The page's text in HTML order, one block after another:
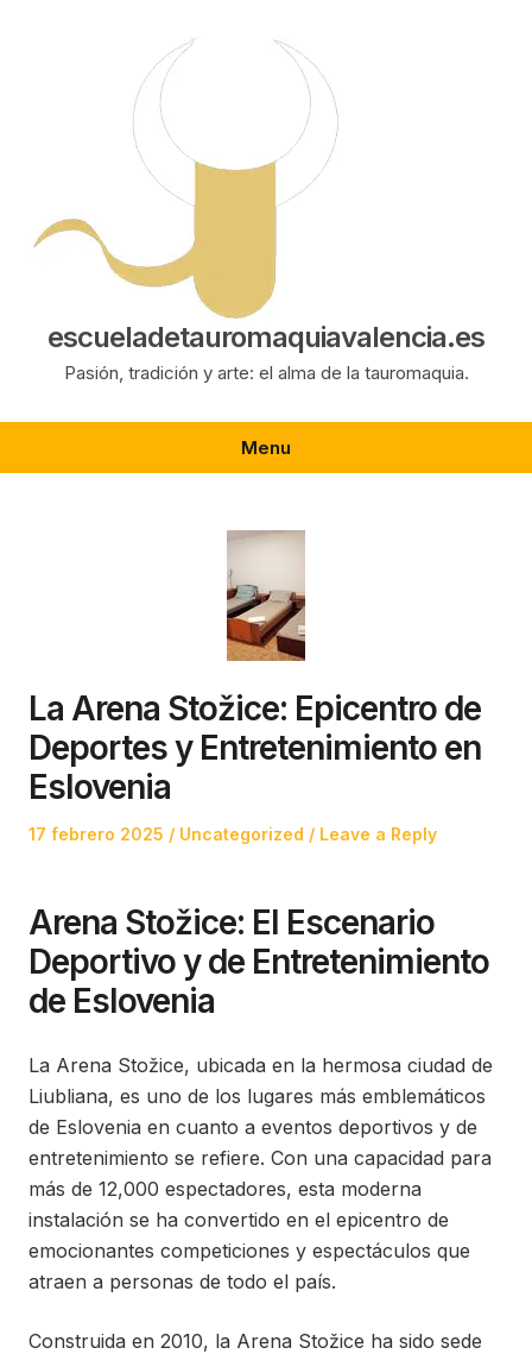
escueladetauromaquiavalencia.es
Pasión, tradición y arte: el alma de la tauromaquia.
Menu
La Arena Stožice: Epicentro de
Deportes y Entretenimiento en
Eslovenia
Posted
17 febrero 2025
Posted
Uncategorized Leave a Reply
Arena Stožice: El Escenario
Deportivo y de Entretenimiento
de Eslovenia
La Arena Stožice, ubicada en la hermosa ciudad de
Liubliana, es uno de los lugares más emblemáticos
de Eslovenia en cuanto a eventos deportivos y de
entretenimiento se refiere. Con una capacidad para
más de 12,000 espectadores, esta moderna
instalación se ha convertido en el epicentro de
emocionantes competiciones y espectáculos que
atraen a personas de todo el país.
Construida en 2010, la Arena Stožice ha sido sede